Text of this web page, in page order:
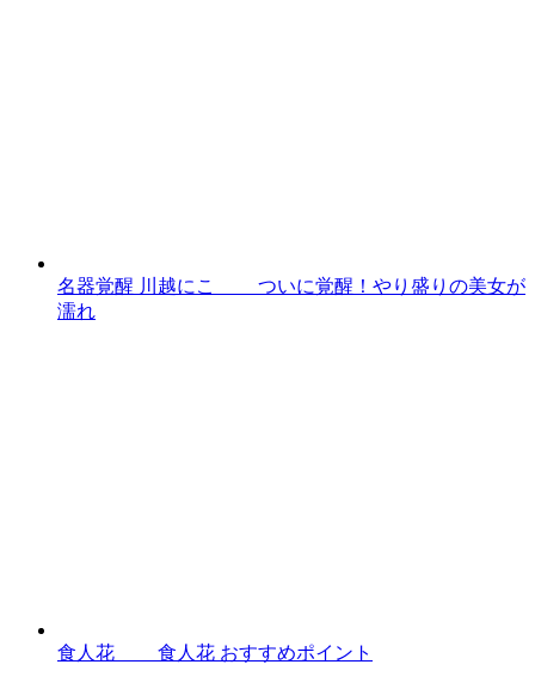
名器覚醒 川越にこ ついに覚醒！やり盛りの美女が
濡れ
食人花 食人花 おすすめポイント